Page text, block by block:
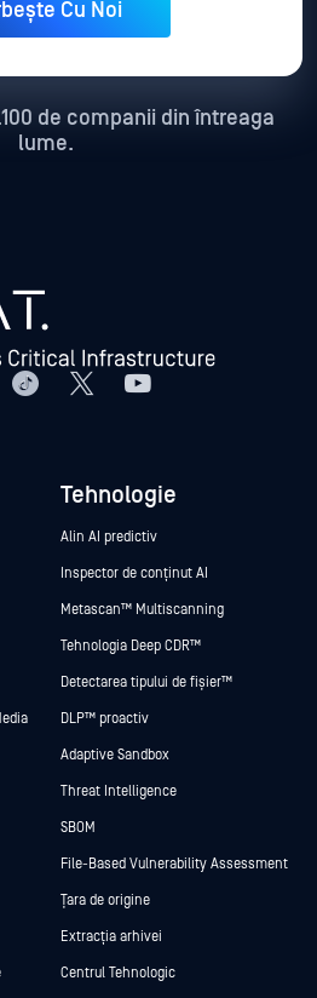
de companii din întreaga
lume.
Tehnologie
Alin AI predictiv
Inspector de conținut AI
Metascan™ Multiscanning
Tehnologia Deep CDR™
Detectarea tipului de fișier™
DLP™ proactiv
Adaptive Sandbox
Threat Intelligence
SBOM
File-Based Vulnerability Assessment
Țara de origine
Extracția arhivei
Centrul Tehnologic